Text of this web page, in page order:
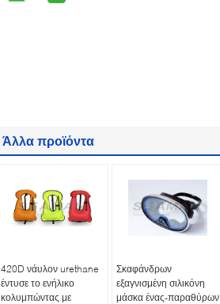
Άλλα προϊόντα
420D νάυλον urethane
έντυσε το ενήλικο
κολυμπώντας με
Σκαφάνδρων
εξαγνισμένη σιλικόνη
μάσκα ένας-παραθύρων